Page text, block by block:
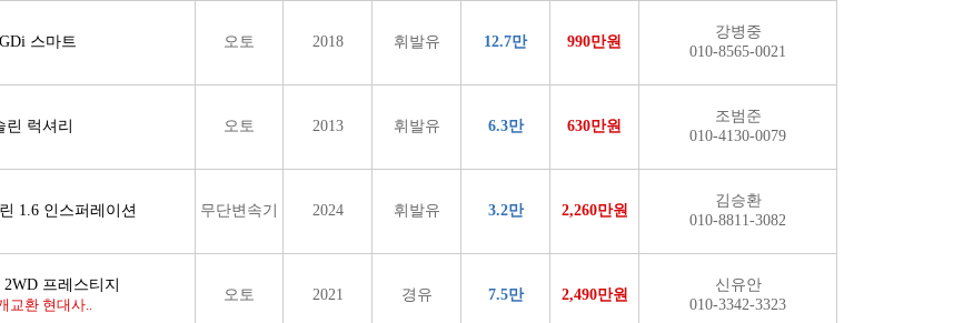
스마트 오토 2018 휘발유 12.7만 990만원
강병중
010-8565-0021
럭셔리 오토 2013 휘발유 6.3만 630만원
조범준
010-4130-0079
1.6 인스퍼레이션 무단변속기 2024 휘발유 3.2만 2,260만원
김승환
010-8811-3082
프레스티지
교환 현대사..
오토 2021 경유 7.5만 2,490만원
신유안
010-3342-3323